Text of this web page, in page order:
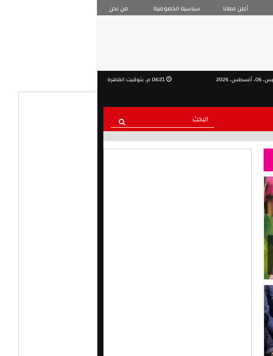
من نحن سياسية الخصوصية أعلن معانا